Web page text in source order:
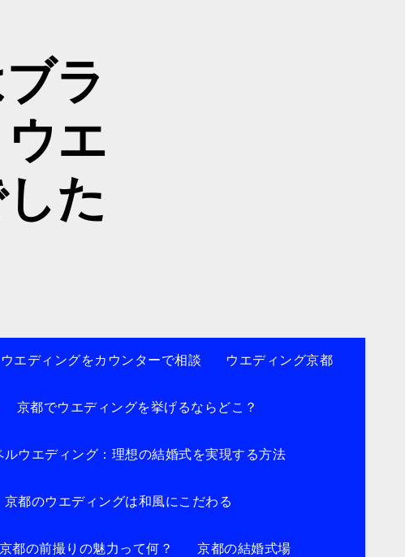
ラ
エ
た
ウエディングをカウンターで相談 ウエディング京都
京都でウエディングを挙げるならどこ？
ルウエディング：理想の結婚式を実現する方法
京都のウエディングは和風にこだわる
京都の前撮りの魅力って何？ 京都の結婚式場